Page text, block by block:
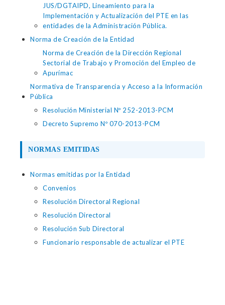
JUS/DGTAIPD, Lineamiento para la
Implementación y Actualización del PTE en las
entidades de la Administración Pública.
Norma de Creación de la Entidad
Norma de Creación de la Dirección Regional
Sectorial de Trabajo y Promoción del Empleo de
Apurímac
Normativa de Transparencia y Acceso a la Información
Pública
Resolución Ministerial Nº 252-2013-PCM
Decreto Supremo Nº 070-2013-PCM
NORMAS EMITIDAS
Normas emitidas por la Entidad
Convenios
Resolución Directoral Regional
Resolución Directoral
Resolución Sub Directoral
Funcionario responsable de actualizar el PTE